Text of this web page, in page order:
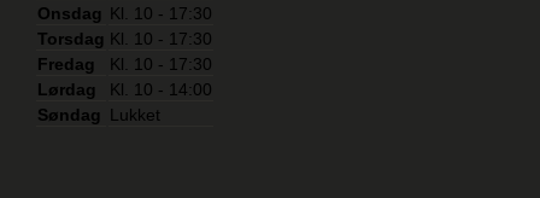
Onsdag Kl. 10 - 17:30
Torsdag Kl. 10 - 17:30
Fredag
Kl. 10 - 17:30
Lørdag
Kl. 10 - 14:00
Søndag
Lukket